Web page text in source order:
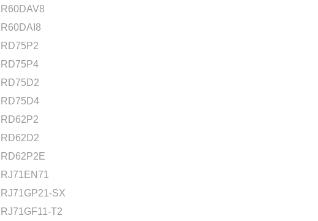
R60DAV8
R60DAI8
RD75P2
RD75P4
RD75D2
RD75D4
RD62P2
RD62D2
RD62P2E
RJ71EN71
RJ71GP21-SX
RJ71GF11-T2